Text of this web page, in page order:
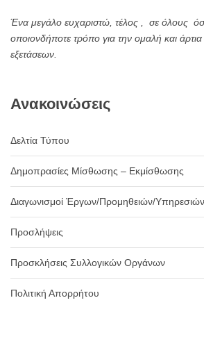
Ένα μεγάλο ευχαριστώ, τέλος , σε όλους
οποιονδήποτε τρόπο για την ομαλή και
εξετάσεων.
Ανακοινώσεις
Δελτία Τύπου
Δημοπρασίες Μίσθωσης – Εκμίσθωσης
Διαγωνισμοί Έργων/Προμηθειών/Υπηρεσιών
Προσλήψεις
Προσκλήσεις Συλλογικών Οργάνων
Πολιτική Απορρήτου